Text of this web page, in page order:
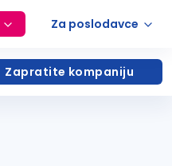
Za poslodavce
Zapratite kompaniju